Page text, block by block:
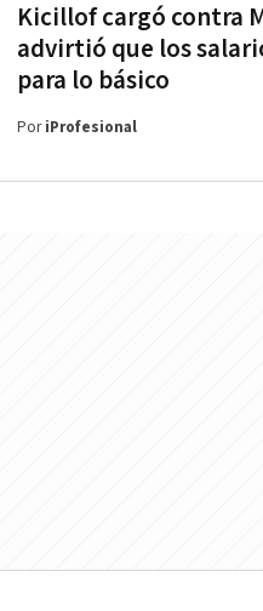
Kicillof cargó contra
advirtió que los
para lo básico
PoriProfesional